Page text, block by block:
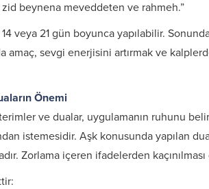
beynena meveddeten ve rahmeh.”
veya 21 gün boyunca yapılabilir.
amaç, sevgi enerjisini artırmak ve
Önemi
ve dualar, uygulamanın ruhunu
istemesidir. Aşk konusunda yapılan
Zorlama içeren ifadelerden